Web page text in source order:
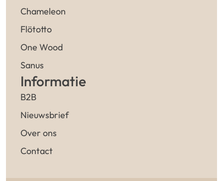
Chameleon
Flötotto
One Wood
Sanus
Informatie
B2B
Nieuwsbrief
Over ons
Contact